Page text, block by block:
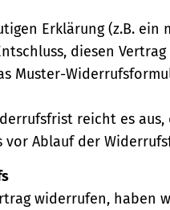
Erklärung (z.B. ein
diesen
Muster-
reicht es
vor Ablauf der
widerrufen, haben